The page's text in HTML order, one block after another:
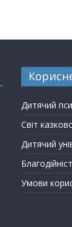
Дитячий
Світ
Дитячий
Умови